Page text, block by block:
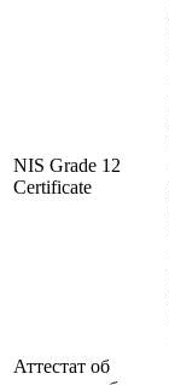
NIS Grade 12
Certificate
Аттестат об